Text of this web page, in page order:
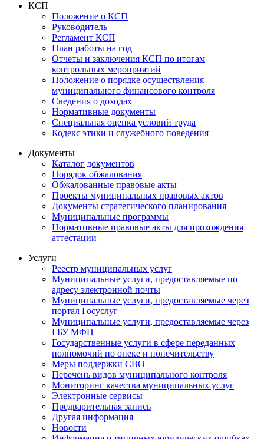
КСП
Положение о КСП
Руководитель
Регламент КСП
План работы на год
Отчеты и заключения КСП по итогам
контрольных мероприятий
Положение о порядке осуществления
муниципального финансового контроля
Сведения о доходах
Нормативные документы
Специальная оценка условий труда
Кодекс этики и служебного поведения
Документы
Каталог документов
Порядок обжалования
Обжалованные правовые акты
Проекты муниципальных правовых актов
Документы стратегического планирования
Муниципальные программы
Нормативные правовые акты для прохождения
аттестации
Услуги
Реестр муниципальных услуг
Муниципальные услуги, предоставляемые по
адресу электронной почты
Муниципальные услуги, предоставляемые через
портал Госуслуг
Муниципальные услуги, предоставляемые через
ГБУ МФЦ
Государственные услуги в сфере переданных
полномочий по опеке и попечительству
Меры поддержки СВО
Перечень видов муниципального контроля
Мониторинг качества муниципальных услуг
Электронные сервисы
Предварительная запись
Другая информация
Новости